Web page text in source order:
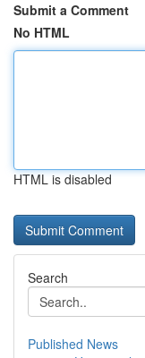
Submit a Comment
No HTML
HTML is disabled
Search
Published News